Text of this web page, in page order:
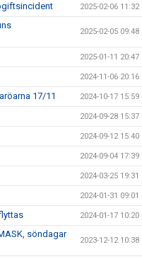
2025-02-06 11:32
2025-02-05 09:48
2025-01-11 20:47
2024-11-06 20:16
17/11 2024-10-17 15:59
2024-09-28 15:37
2024-09-12 15:40
2024-09-04 17:39
2024-03-25 19:31
2024-01-31 09:01
2024-01-17 10:20
söndagar
2023-12-12 10:38